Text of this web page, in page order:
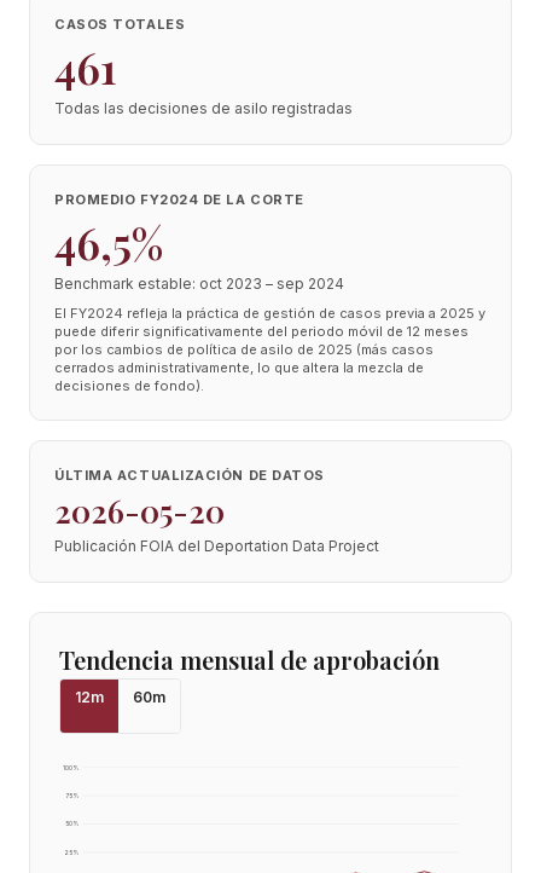
CASOS TOTALES
461
Todas las decisiones de asilo registradas
PROMEDIO FY2024 DE LA CORTE
46,5%
Benchmark estable: oct 2023 – sep 2024
El FY2024 refleja la práctica de gestión de casos previa a 2025 y
puede diferir significativamente del periodo móvil de 12 meses
por los cambios de política de asilo de 2025 (más casos
cerrados administrativamente, lo que altera la mezcla de
decisiones de fondo).
ÚLTIMA ACTUALIZACIÓN DE DATOS
2026-05-20
Publicación FOIA del Deportation Data Project
Tendencia mensual de aprobación
12m 60m
25%
50%
75%
100%